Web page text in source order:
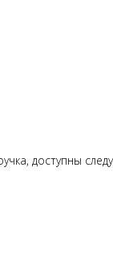
доступны